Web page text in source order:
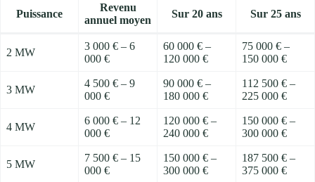
Puissance
Revenu
annuel moyen
Sur 20 ans Sur 25 ans
2 MW
3 000 € – 6
000 €
60 000 € –
120 000 €
75 000 € –
150 000 €
3 MW
4 500 € – 9
000 €
90 000 € –
180 000 €
112 500 € –
225 000 €
4 MW
6 000 € – 12
000 €
120 000 € –
240 000 €
150 000 € –
300 000 €
5 MW
7 500 € – 15
000 €
150 000 € –
300 000 €
187 500 € –
375 000 €